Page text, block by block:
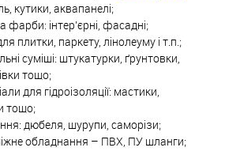
кутики, аквапанелі;
фарби: інтер'єрні, фасадні;
плитки, паркету, лінолеуму і т.п.;
суміші: штукатурки, ґрунтовки,
тощо;
для гідроізоляції: мастики,
тощо;
дюбеля, шурупи, саморізи;
обладнання – ПВХ, ПУ шланги;